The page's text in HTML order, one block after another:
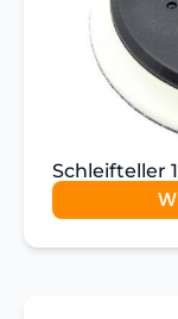
Schleifteller